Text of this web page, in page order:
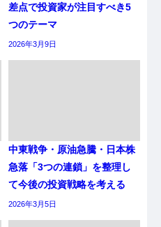
差点で投資家が注目すべき5
つのテーマ
2026年3月9日
中東戦争・原油急騰・日本株
急落「3つの連鎖」を整理し
て今後の投資戦略を考える
2026年3月5日